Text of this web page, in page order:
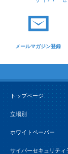
メールマガジン登録
トップページ
立場別
ホワイトペーパー
サイバーセキュリティ